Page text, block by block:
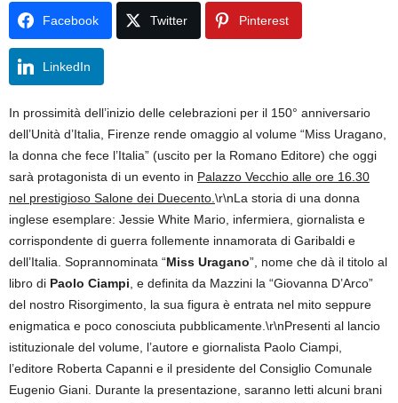
Facebook Twitter Pinterest
LinkedIn
In prossimità dell’inizio delle celebrazioni per il 150° anniversario
dell’Unità d’Italia, Firenze rende omaggio al volume “Miss Uragano,
la donna che fece l’Italia” (uscito per la Romano Editore) che oggi
sarà protagonista di un evento in Palazzo Vecchio alle ore 16.30
nel prestigioso Salone dei Duecento. \r\nLa storia di una donna
inglese esemplare: Jessie White Mario, infermiera, giornalista e
corrispondente di guerra follemente innamorata di Garibaldi e
dell’Italia. Soprannominata “Miss Uragano”, nome che dà il titolo al
libro di Paolo Ciampi , e definita da Mazzini la “Giovanna D’Arco”
del nostro Risorgimento, la sua figura è entrata nel mito seppure
enigmatica e poco conosciuta pubblicamente.\r\nPresenti al lancio
istituzionale del volume, l’autore e giornalista Paolo Ciampi,
l’editore Roberta Capanni e il presidente del Consiglio Comunale
Eugenio Giani. Durante la presentazione, saranno letti alcuni brani